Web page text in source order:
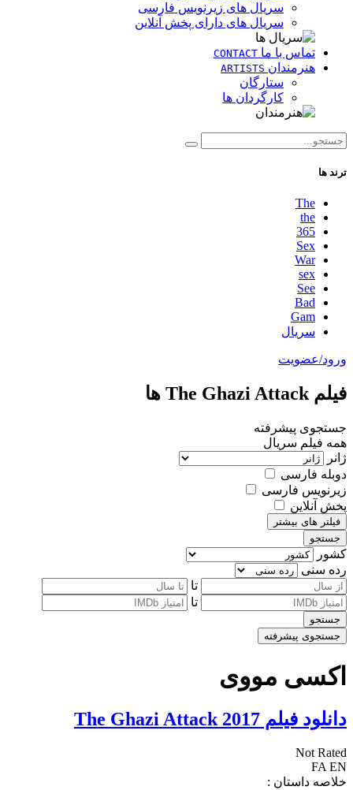
سریال های زیرنویس فارسی
سریال های دارای پخش آنلاین
تماس با ما CONTACT
هنرمندان ARTISTS
ستارگان
کارگردان ها
ترند ها
The
the
365
Sex
War
sex
See
Bad
Gam
سریال
ورود/عضویت
فیلم The Ghazi Attack ها
جستجوی پیشرفته
همه فیلم سریال
ژانر
دوبله فارسی
زیرنویس فارسی
پخش آنلاین
فیلتر های بیشتر
جستجو
کشور
رده سنی
تا
تا
جستجو
جستجوی پیشرفته
اکسی مووی
دانلود فیلم The Ghazi Attack 2017
Not Rated
FA EN
خلاصه داستان :